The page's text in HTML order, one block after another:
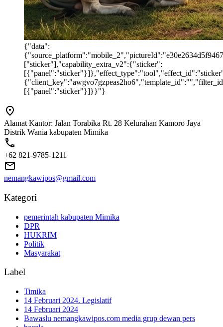
{"data":
["sticker"],"capability_extra_v2":{"sticker":
[{"panel":"sticker"}]}}"}
Alamat Kantor: Jalan Torabika Rt. 28 Kelurahan Kamoro Jaya
Distrik Wania kabupaten Mimika
+62 821-9785-1211
nemangkawipos@gmail.com
Kategori
pemerintah kabupaten Mimika
DPR
HUKRIM
Politik
Masyarakat
Label
Timika
14 Februari 2024. Legislatif
14 Februari 2024
Bawaslu nemangkawipos.com media grup dewan pers